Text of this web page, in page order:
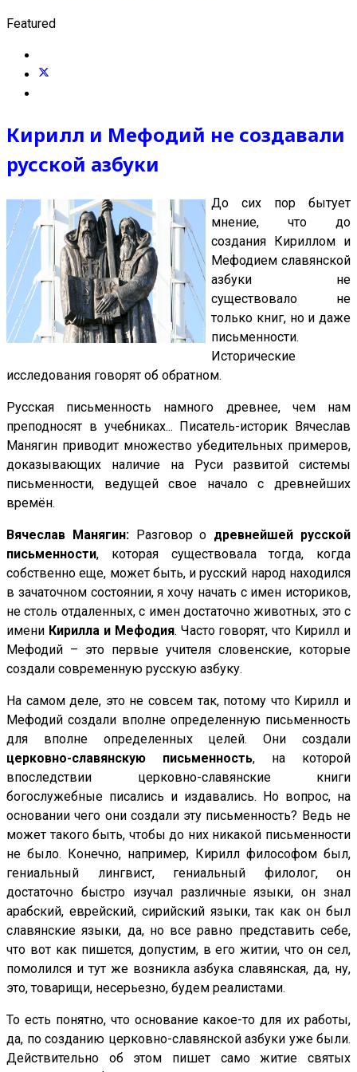
Featured
Кирилл и Мефодий не создавали
русской азбуки
До сих пор бытует
мнение, что до
создания Кириллом и
Мефодием славянской
азбуки не
существовало не
только книг, но и даже
письменности.
Исторические
исследования говорят об обратном.
Русская письменность намного древнее, чем нам
преподносят в учебниках... Писатель-историк Вячеслав
Манягин приводит множество убедительных примеров,
доказывающих наличие на Руси развитой системы
письменности, ведущей свое начало с древнейших
времён.
Вячеслав Манягин:Разговор о древнейшей русской
письменности, которая существовала тогда, когда
собственно еще, может быть, и русский народ находился
в зачаточном состоянии, я хочу начать с имен историков,
не столь отдаленных, с имен достаточно животных, это с
имени Кирилла и Мефодия. Часто говорят, что Кирилл и
Мефодий – это первые учителя словенские, которые
создали современную русскую азбуку.
На самом деле, это не совсем так, потому что Кирилл и
Мефодий создали вполне определенную письменность
для вполне определенных целей. Они создали
церковно-славянскую письменность, на которой
впоследствии церковно-славянские книги
богослужебные писались и издавались. Но вопрос, на
основании чего они создали эту письменность? Ведь не
может такого быть, чтобы до них никакой письменности
не было. Конечно, например, Кирилл философом был,
гениальный лингвист, гениальный филолог, он
достаточно быстро изучал различные языки, он знал
арабский, еврейский, сирийский языки, так как он был
славянские языки, да, но все равно представить себе,
что вот как пишется, допустим, в его житии, что он сел,
помолился и тут же возникла азбука славянская, да, ну,
это, товарищи, несерьезно, будем реалистами.
То есть понятно, что основание какое-то для их работы,
да, по созданию церковно-славянской азбуки уже были.
Действительно об этом пишет само житие святых